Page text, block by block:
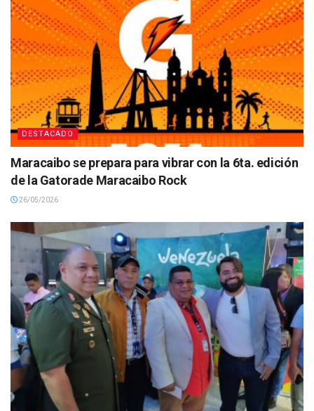
DESTACADO
Maracaibo se prepara para vibrar con la 6ta. edición
de la Gatorade Maracaibo Rock
26/05/2026